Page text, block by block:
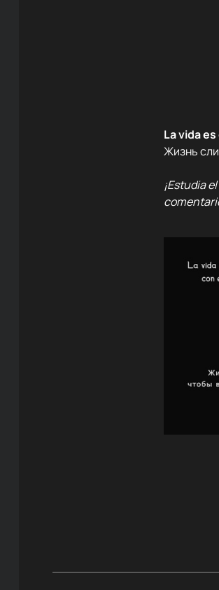
La vida
Жизнь
¡Estudia